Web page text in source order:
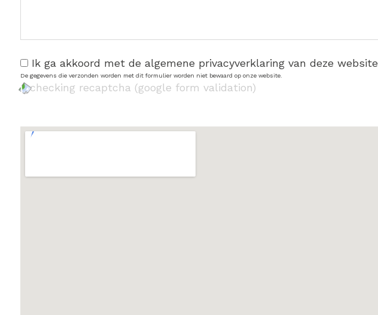
Ik ga akkoord met de algemene privacyverklaring van deze website
De gegevens die verzonden worden met dit formulier worden niet bewaard op onze website.
checking recaptcha (google form validation)